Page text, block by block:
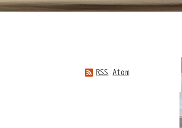
RSS Atom